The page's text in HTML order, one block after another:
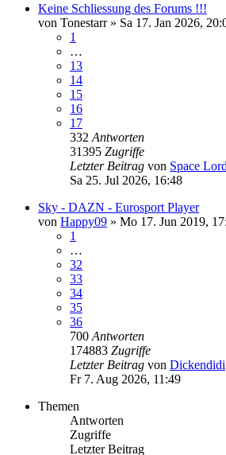
Keine Schliessung des Forums !!!
von Tonestarr» Sa 17. Jan 2026,
1
…
13
14
15
16
17
332 Antworten
31395 Zugriffe
Letzter Beitrag von Space Lord
Sa 25. Jul 2026, 16:48
Sky - DAZN - Eurosport Player
von Happy09 » Mo 17. Jun 2019,
1
…
32
33
34
35
36
700 Antworten
174883 Zugriffe
Letzter Beitrag von Dickendidi
Fr 7. Aug 2026, 11:49
Themen
Antworten
Zugriffe
Letzter Beitrag